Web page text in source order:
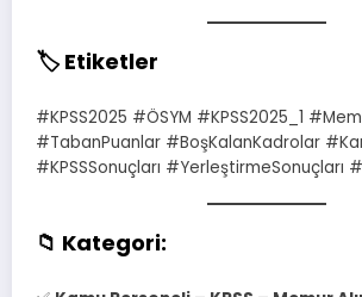
🏷️ Etiketler
#KPSS2025 #ÖSYM #KPSS2025_1
#TabanPuanlar #BoşKalanKadrolar
#KPSSSonuçları #YerleştirmeSonuçları
📁 Kategori: